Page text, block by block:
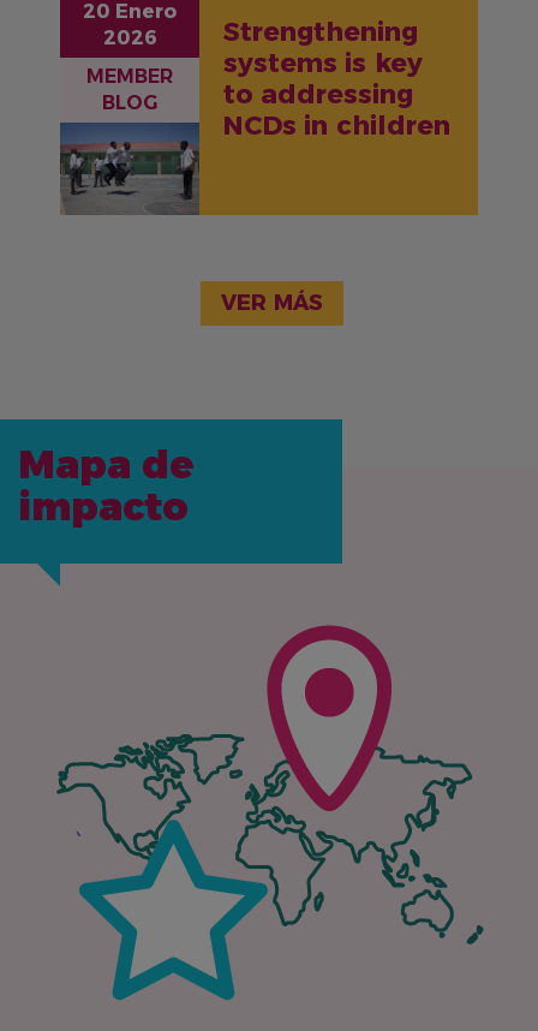
20 Enero
2026
MEMBER
BLOG
IMAGEN
Strengthening
systems is key
to addressing
NCDs in children
VER MÁS
Mapa de
impacto